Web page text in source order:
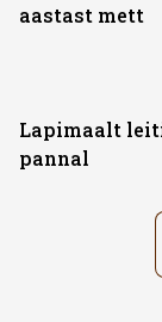
aastast mett
Lapimaalt
pannal